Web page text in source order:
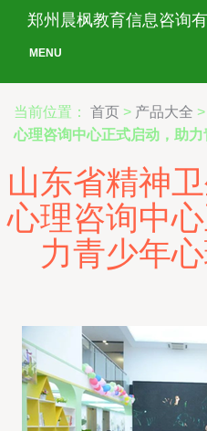
郑州晨枫教育信息咨询
MENU
当前位置： 首页 > 产品大全 >
心理咨询中心正式启动，助
山东省精神
心理咨询中
力青少年